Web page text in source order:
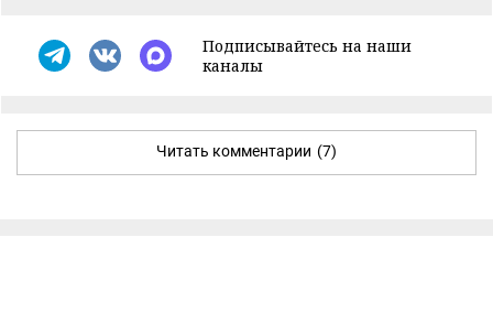
Подписывайтесь на наши
каналы
Читать комментарии (7)